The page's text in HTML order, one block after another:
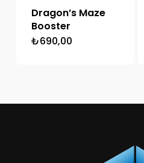
Dragon’s Maze
Booster
₺690,00